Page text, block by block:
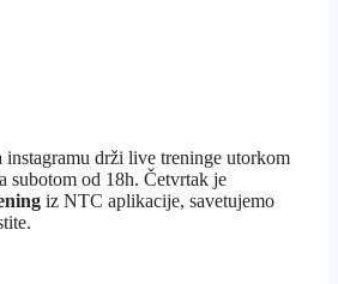
instagramu drži live treninge utorkom
subotom od 18h. Četvrtak je
iz NTC aplikacije, savetujemo